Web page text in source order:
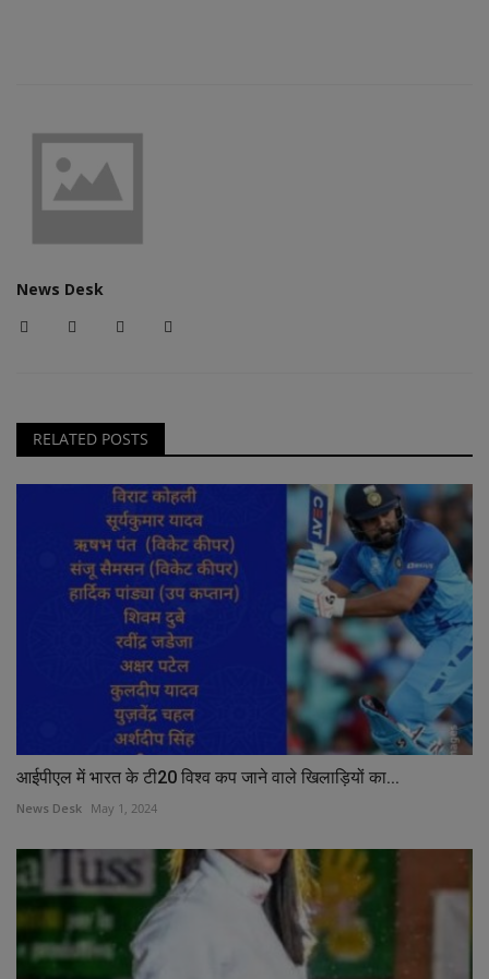
News Desk
RELATED POSTS
आईपीएल में भारत के टी20 विश्व कप जाने वाले खिलाड़ियों का...
News Desk May 1, 2024